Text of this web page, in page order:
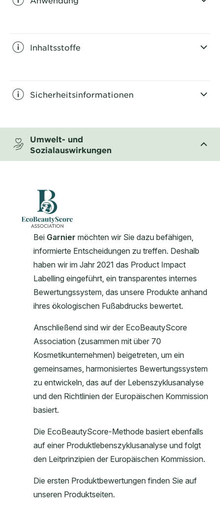
Inhaltsstoffe
Sicherheitsinformationen
Umwelt- und
Sozialauswirkungen